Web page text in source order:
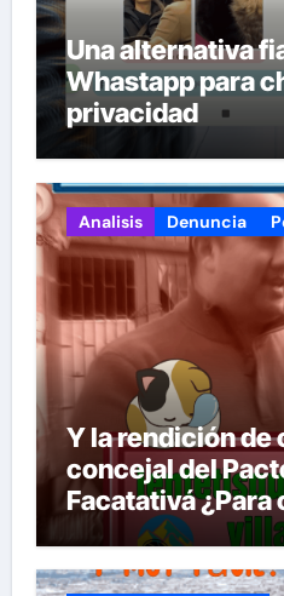
Una alternativa
Whastapp para
privacidad
Analisis Denuncia
Y la rendición de
concejal del
Facatativá ¿Para